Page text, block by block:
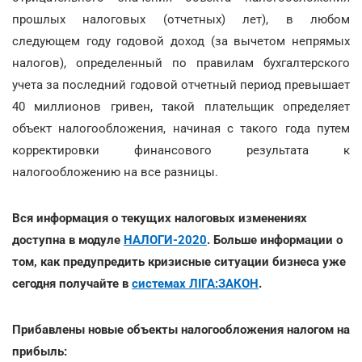
прошлых налоговых (отчетных) лет), в любом
следующем году годовой доход (за вычетом непрямых
налогов), определенный по правилам бухгалтерского
учета за последний годовой отчетный период превышает
40 миллионов гривен, такой плательщик определяет
объект налогообложения, начиная с такого года путем
корректировки финансового результата к
налогообложению на все разницы.
Вся информация о текущих налоговых изменениях
доступна в модуле НАЛОГИ-2020. Больше информации о
том, как предупредить кризисные ситуации бизнеса уже
сегодня получайте в системах ЛІГА:ЗАКОН.
Прибавлены новые объекты налогообложения налогом на
прибыль: